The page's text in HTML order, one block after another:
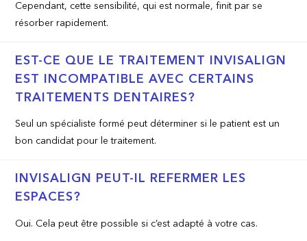
Cependant, cette sensibilité, qui est normale, finit par se
résorber rapidement.
EST-CE QUE LE TRAITEMENT INVISALIGN
EST INCOMPATIBLE AVEC CERTAINS
TRAITEMENTS DENTAIRES?
Seul un spécialiste formé peut déterminer si le patient est un
bon candidat pour le traitement.
INVISALIGN PEUT-IL REFERMER LES
ESPACES?
Oui. Cela peut être possible si c’est adapté à votre cas.